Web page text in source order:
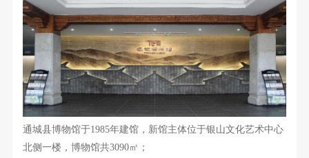
通城县博物馆于1985年建馆，新馆主体位于银山文化艺术中心
北侧一楼，博物馆共3090㎡；